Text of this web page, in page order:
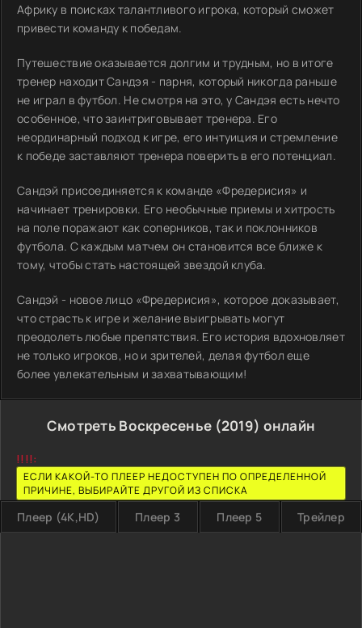
Африку в поисках талантливого игрока, который сможет
привести команду к победам.
Путешествие оказывается долгим и трудным, но в итоге
тренер находит Сандэя - парня, который никогда раньше
не играл в футбол. Не смотря на это, у Сандэя есть нечто
особенное, что заинтриговывает тренера. Его
неординарный подход к игре, его интуиция и стремление
к победе заставляют тренера поверить в его потенциал.
Сандэй присоединяется к команде «Фредерисия» и
начинает тренировки. Его необычные приемы и хитрость
на поле поражают как соперников, так и поклонников
футбола. С каждым матчем он становится все ближе к
тому, чтобы стать настоящей звездой клуба.
Сандэй - новое лицо «Фредерисия», которое доказывает,
что страсть к игре и желание выигрывать могут
преодолеть любые препятствия. Его история вдохновляет
не только игроков, но и зрителей, делая футбол еще
более увлекательным и захватывающим!
Смотреть Воскресенье (2019) онлайн
!!!!:
ЕСЛИ КАКОЙ-ТО ПЛЕЕР НЕДОСТУПЕН ПО ОПРЕДЕЛЕННОЙ
ПРИЧИНЕ, ВЫБИРАЙТЕ ДРУГОЙ ИЗ СПИСКА
Плеер (4K,HD) Плеер 3 Плеер 5 Трейлер